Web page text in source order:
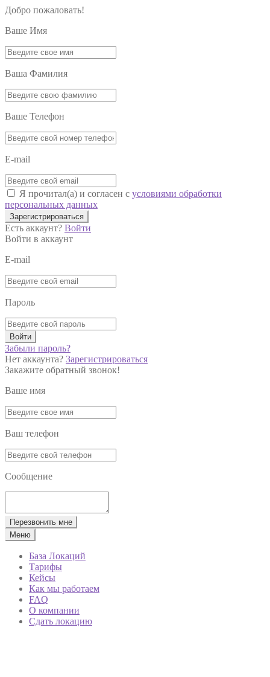
Добро пожаловать!
Ваше Имя
Ваша Фамилия
Ваше Телефон
E-mail
Я прочитал(а) и согласен с условиями обработки
персональных данных
Зарегистрироваться
Есть аккаунт? Войти
Войти в аккаунт
E-mail
Пароль
Войти
Забыли пароль?
Нет аккаунта? Зарегистрироваться
Закажите обратный звонок!
Ваше имя
Ваш телефон
Сообщение
Перезвонить мне
Меню
База Локаций
Тарифы
Кейсы
Как мы работаем
FAQ
О компании
Сдать локацию